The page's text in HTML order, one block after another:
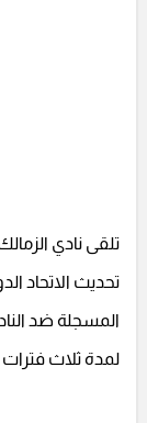
تلقى نادي
تحديث الاتحاد
لمدة ثلاث فترات